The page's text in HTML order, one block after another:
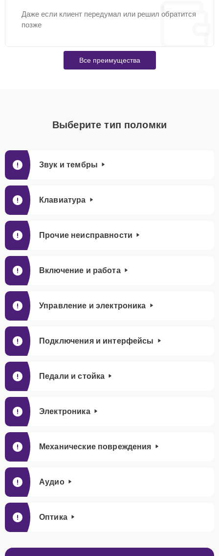
Даже если клиент передумал или решил обратится
позже
Все преимущества
Выберите тип поломки
Звук и тембры
Клавиатура
Прочие неисправности
Включение и работа
Управление и электроника
Подключения и интерфейсы
Педали и стойка
Электроника
Механические повреждения
Аудио
Оптика